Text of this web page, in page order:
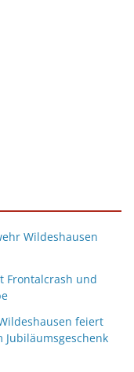
Wildeshausen
Frontalcrash und
feiert
Jubiläumsgeschenk